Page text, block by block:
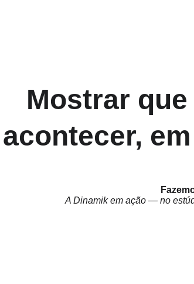
Mostrar
acontecer,
A Dinamik em ação — no